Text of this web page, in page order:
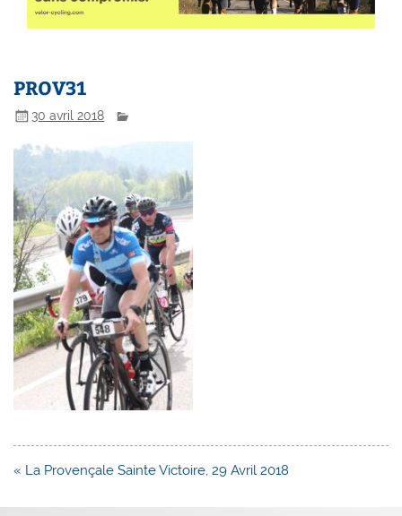
PROV31
30 avril 2018
Navigation
l’article
« La Provençale Sainte Victoire, 29 Avril 2018